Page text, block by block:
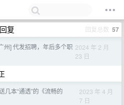
复 回复总数 57
州] 代发招聘，年后多个职 2024 年 2 月
23 日
几本“通透”的《流畅的
2023 年 4 月
7 日